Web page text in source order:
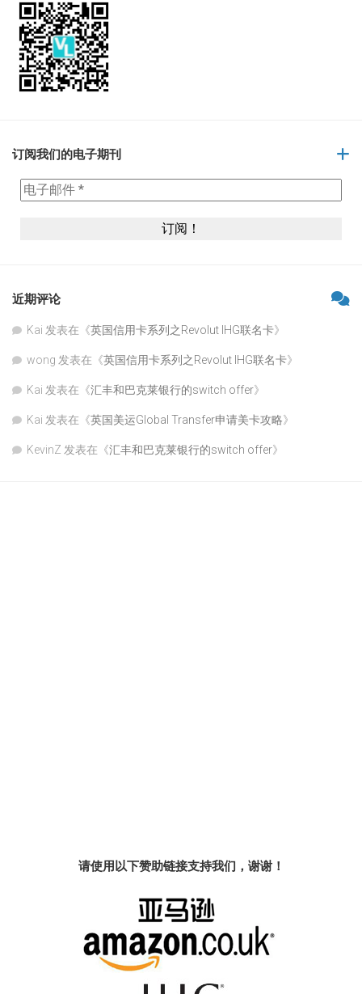
订阅我们的电子期刊
近期评论
Kai 发表在《英国信用卡系列之Revolut IHG联名卡》
wong 发表在《英国信用卡系列之Revolut IHG联名卡》
Kai 发表在《汇丰和巴克莱银行的switch offer》
Kai 发表在《英国美运Global Transfer申请美卡攻略》
KevinZ 发表在《汇丰和巴克莱银行的switch offer》
请使用以下赞助链接支持我们，谢谢！